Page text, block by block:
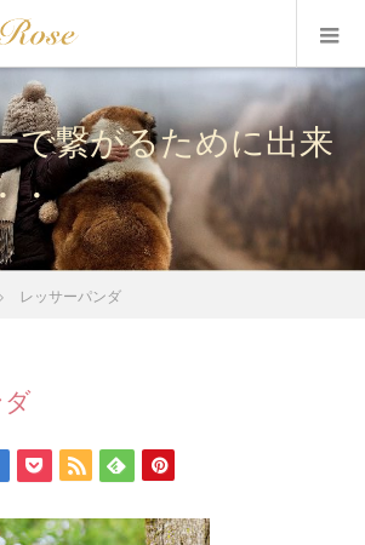
で繋がるために出来
・
レッサーパンダ